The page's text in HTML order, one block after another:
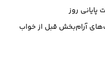
روز
آرام‌بخش قبل از خواب